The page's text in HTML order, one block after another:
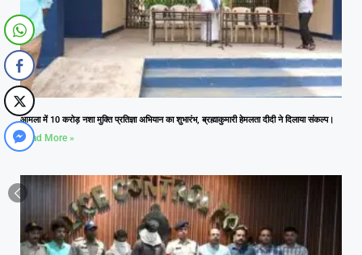
आमला में 10 करोड़ नशा मुक्ति प्रतिज्ञा अभियान का शुभारंभ, ब्रह्माकुमारी हेमलता दीदी ने दिलाया संकल्प।
Read More »